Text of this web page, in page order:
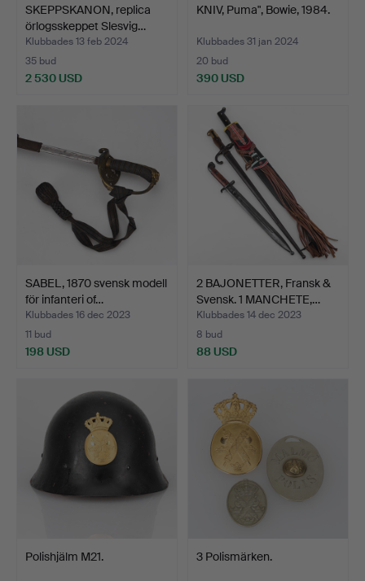
SKEPPSKANON, replica
örlogsskeppet Slesvig…
Klubbades 13 feb 2024
35 bud
2 530 USD
KNIV, Puma", Bowie, 1984.
Klubbades 31 jan 2024
20 bud
390 USD
SABEL, 1870 svensk modell
för infanteri of…
Klubbades 16 dec 2023
11 bud
198 USD
2 BAJONETTER, Fransk &
Svensk. 1 MANCHETE,…
Klubbades 14 dec 2023
8 bud
88 USD
Polishjälm M21. 3 Polismärken.